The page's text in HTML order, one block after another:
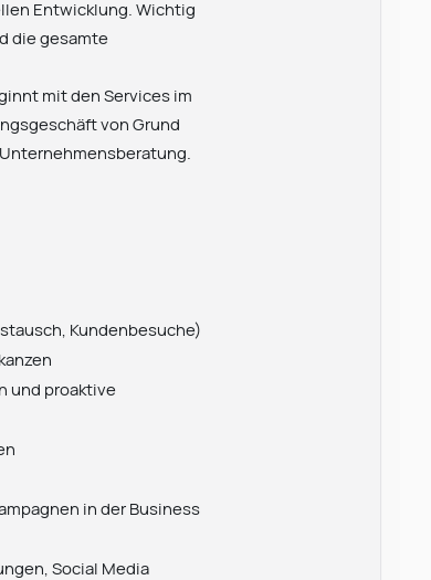
Entwicklung. Wichtig
die gesamte
mit den Services im
von Grund
Kundenbesuche)
und proaktive
in der Business
Social Media